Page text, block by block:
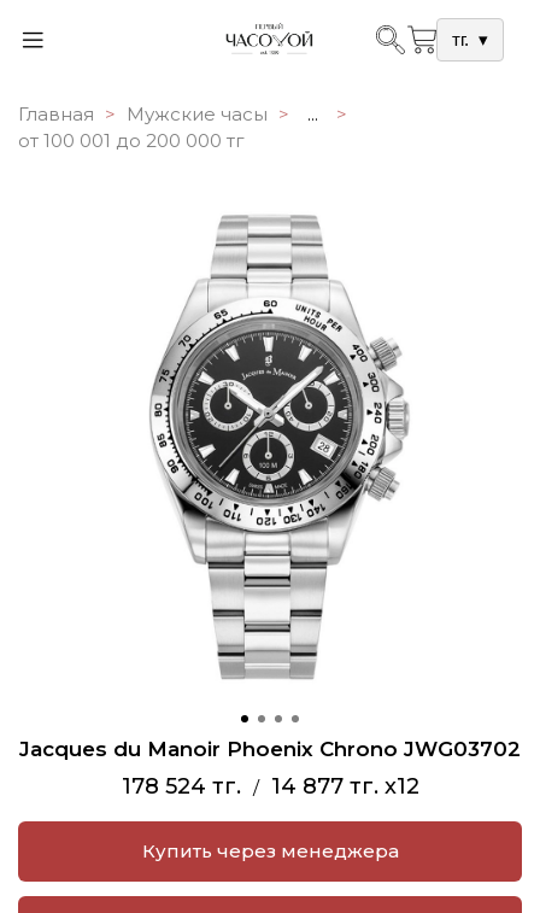
тг. ▾
Главная Мужские часы
...
от 100 001 до 200 000 тг
Jacques du Manoir Phoenix Chrono JWG03702
178 524 тг. / 14 877 тг. x12
Купить через менеджера